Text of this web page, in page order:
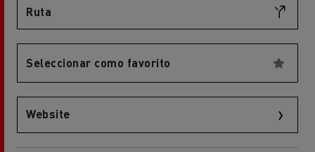
Ruta
Seleccionar como favorito
Website